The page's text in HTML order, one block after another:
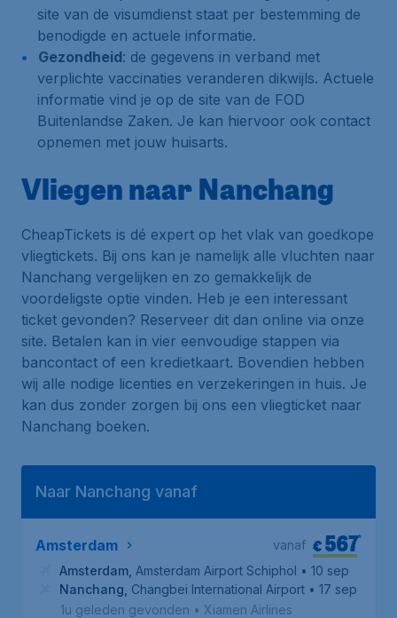
site van de visumdienst staat per bestemming de
benodigde en actuele informatie.
Gezondheid: de gegevens in verband met
verplichte vaccinaties veranderen dikwijls. Actuele
informatie vind je op de site van de FOD
Buitenlandse Zaken. Je kan hiervoor ook contact
opnemen met jouw huisarts.
Vliegen naar Nanchang
CheapTickets is dé expert op het vlak van goedkope
vliegtickets. Bij ons kan je namelijk alle vluchten naar
Nanchang vergelijken en zo gemakkelijk de
voordeligste optie vinden. Heb je een interessant
ticket gevonden? Reserveer dit dan online via onze
site. Betalen kan in vier eenvoudige stappen via
bancontact of een kredietkaart. Bovendien hebben
wij alle nodige licenties en verzekeringen in huis. Je
kan dus zonder zorgen bij ons een vliegticket naar
Nanchang boeken.
Naar Nanchang vanaf
Amsterdam €567*
vanaf
Amsterdam Amsterdam Airport Schiphol • 10 sep
Nanchang Changbei International Airport • 17 sep
1u geleden gevonden • Xiamen Airlines